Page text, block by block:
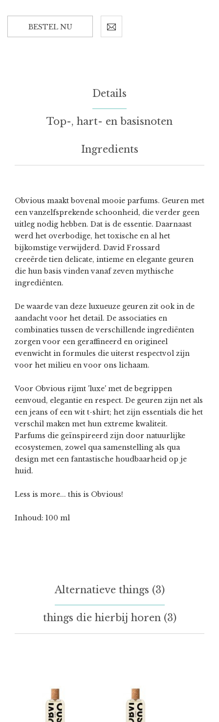
BESTEL NU
Details
Top-, hart- en basisnoten
Ingredients
Obvious maakt bovenal mooie parfums. Geuren met
een vanzelfsprekende schoonheid, die verder geen
uitleg nodig hebben. Dat is de essentie. Daarnaast
werd het overbodige, het toxische en al het
bijkomstige verwijderd. David Frossard
creeërde tien delicate, intieme en elegante geuren
die hun basis vinden vanaf zeven mythische
ingrediënten.
De waarde van deze luxueuze geuren zit ook in de
aandacht voor het detail. De associaties en
combinaties tussen de verschillende ingrediënten
zorgen voor een geraffineerd en origineel
evenwicht in formules die uiterst respectvol zijn
voor het milieu en voor ons lichaam.
Voor Obvious rijmt 'luxe' met de begrippen
eenvoud, elegantie en respect. De geuren zijn net als
een jeans of een wit t-shirt; het zijn essentials die het
verschil maken met hun extreme kwaliteit.
Parfums die geïnspireerd zijn door natuurlijke
ecosystemen, zowel qua samenstelling als qua
design met een fantastische houdbaarheid op je
huid.
Less is more... this is Obvious!
Inhoud: 100 ml
Alternatieve things (3)
things die hierbij horen (3)